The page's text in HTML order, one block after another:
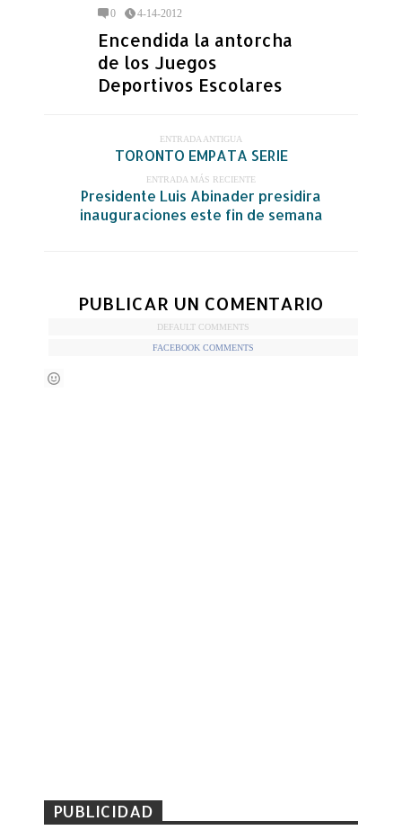
0 4-14-2012
Encendida la antorcha
de los Juegos
Deportivos Escolares
ENTRADA ANTIGUA
TORONTO EMPATA SERIE
ENTRADA MÁS RECIENTE
Presidente Luis Abinader presidira
inauguraciones este fin de semana
PUBLICAR UN COMENTARIO
DEFAULT COMMENTS
FACEBOOK COMMENTS
PUBLICIDAD